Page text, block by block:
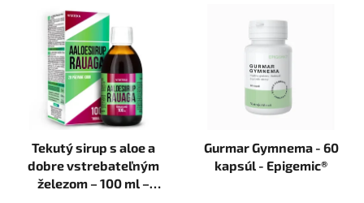
Tekutý sirup s aloe a
dobre vstrebateľným
železom – 100 ml –
Gurmar Gymnema - 60
kapsúl - Epigemic®